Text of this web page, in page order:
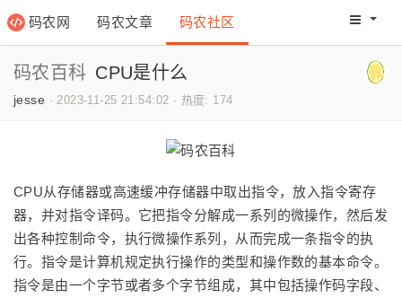
码农网 码农文章 码农社区 码农网
码农百科 CPU是什么
jesse ·2023-11-25 21:54:02 · 热度: 174
CPU从存储器或高速缓冲存储器中取出指令，放入指令寄存
器，并对指令译码。它把指令分解成一系列的微操作，然后发
出各种控制命令，执行微操作系列，从而完成一条指令的执
行。指令是计算机规定执行操作的类型和操作数的基本命令。
指令是由一个字节或者多个字节组成，其中包括操作码字段、